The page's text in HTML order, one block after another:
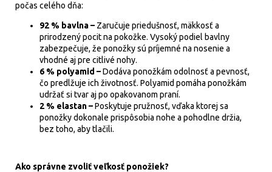
počas celého dňa:
92 % bavlna – Zaručuje priedušnosť, mäkkosť a
prirodzený pocit na pokožke. Vysoký podiel bavlny
zabezpečuje, že ponožky sú príjemné na nosenie a
vhodné aj pre citlivé nohy.
6 % polyamid –Dodáva ponožkám odolnosť a pevnosť,
čo predlžuje ich životnosť. Polyamid pomáha ponožkám
udržať si tvar aj po opakovanom praní.
2 % elastan –Poskytuje pružnosť, vďaka ktorej sa
ponožky dokonale prispôsobia nohe a pohodlne držia,
bez toho, aby tlačili.
Ako správne zvoliť veľkosť ponožiek?